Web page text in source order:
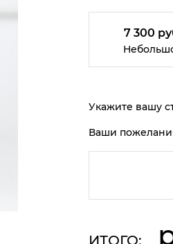
7 300
Укажите вашу
Ваши
ИТОГО: